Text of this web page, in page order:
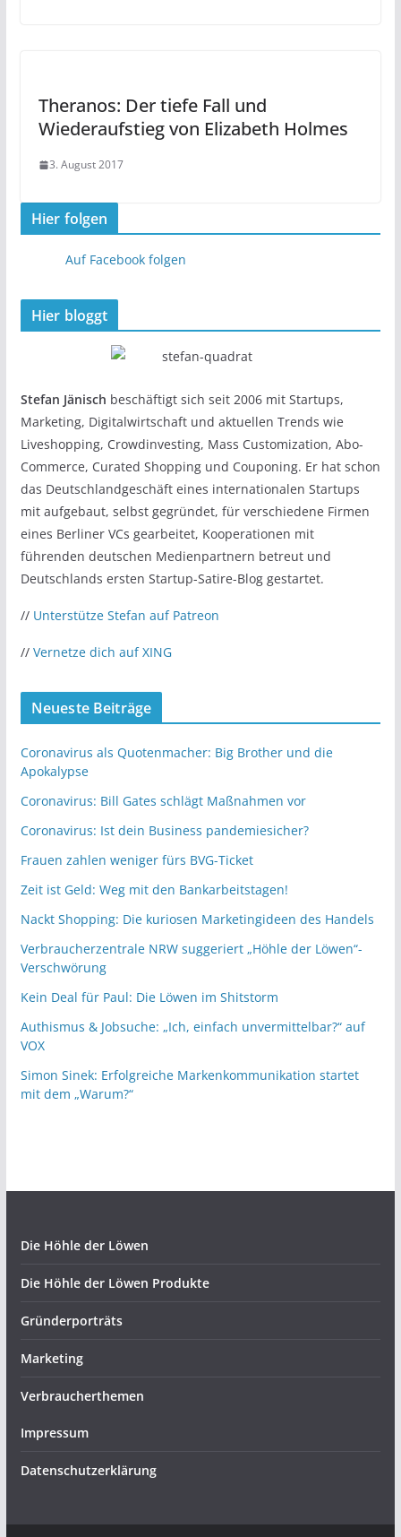
Theranos: Der tiefe Fall und
Wiederaufstieg von Elizabeth Holmes
3. August 2017
Hier folgen
Auf Facebook folgen
Hier bloggt
Stefan Jänisch beschäftigt sich seit 2006 mit Startups,
Marketing, Digitalwirtschaft und aktuellen Trends wie
Liveshopping, Crowdinvesting, Mass Customization, Abo-
Commerce, Curated Shopping und Couponing. Er hat schon
das Deutschlandgeschäft eines internationalen Startups
mit aufgebaut, selbst gegründet, für verschiedene Firmen
eines Berliner VCs gearbeitet, Kooperationen mit
führenden deutschen Medienpartnern betreut und
Deutschlands ersten Startup-Satire-Blog gestartet.
// Unterstütze Stefan auf Patreon
// Vernetze dich auf XING
Neueste Beiträge
Coronavirus als Quotenmacher: Big Brother und die
Apokalypse
Coronavirus: Bill Gates schlägt Maßnahmen vor
Coronavirus: Ist dein Business pandemiesicher?
Frauen zahlen weniger fürs BVG-Ticket
Zeit ist Geld: Weg mit den Bankarbeitstagen!
Nackt Shopping: Die kuriosen Marketingideen des Handels
Verbraucherzentrale NRW suggeriert „Höhle der Löwen“-
Verschwörung
Kein Deal für Paul: Die Löwen im Shitstorm
Authismus & Jobsuche: „Ich, einfach unvermittelbar?“ auf
VOX
Simon Sinek: Erfolgreiche Markenkommunikation startet
mit dem „Warum?“
Die Höhle der Löwen
Die Höhle der Löwen Produkte
Gründerporträts
Marketing
Verbraucherthemen
Impressum
Datenschutzerklärung